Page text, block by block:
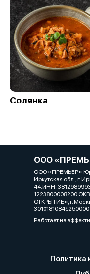
Солянка
ООО
ООО «ПРЕМЬЕР»
Иркутская обл., г.
44.ИНН:
1223800008200
ОТКРЫТИЕ», г.
Работает на
Политика